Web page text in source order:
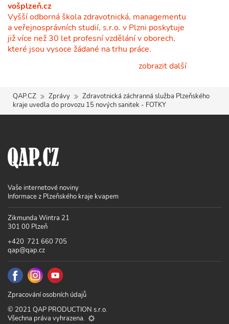
vošplzeň.cz
Vyšší odborná škola zdravotnická, managementu
a veřejnosprávních studií, s.r.o. v Plzni poskytuje
již více než 30 let profesní vzdělání v oborech,
které jsou vysoce žádané na trhu práce.
zobrazit další
QAP.CZ Zprávy
Zdravotnická záchranná služba Plzeňského
kraje uvedla do provozu 15 nových sanitek - FOTKY
Vaše internetové noviny
Informace z Plzeňského kraje kvapem
Zikmunda Wintra 21
301 00 Plzeň
+420 721 660 705
qap@qap.cz
Zpracování osobních údajů
© 2021 QAP PRODUCTION s.r.o.
Všechna práva vyhrazena.